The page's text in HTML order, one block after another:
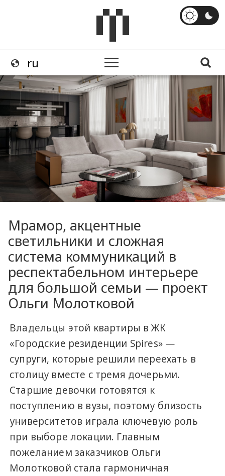
Мрамор, акцентные
светильники и сложная
система коммуникаций в
респектабельном интерьере
для большой семьи — проект
Ольги Молотковой
Владельцы этой квартиры в ЖК
«Городские резиденции Spires» —
супруги, которые решили переехать в
столицу вместе с тремя дочерьми.
Старшие девочки готовятся к
поступлению в вузы, поэтому близость
университетов играла ключевую роль
при выборе локации. Главным
пожеланием заказчиков Ольги
Молотковой стала гармоничная